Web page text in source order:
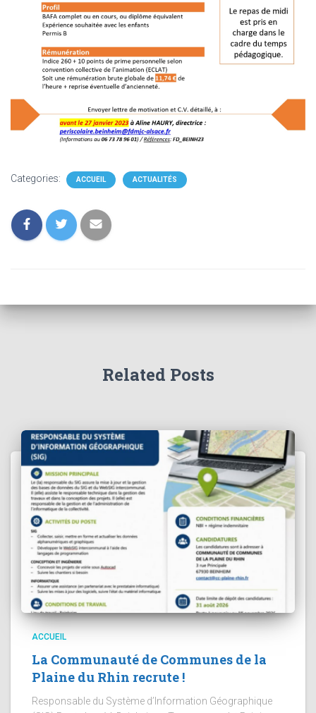
Categories: ACCUEIL ACTUALITÉS
Related Posts
ACCUEIL
La Communauté de Communes de la
Plaine du Rhin recrute !
Responsable du Système d’Information Géographique